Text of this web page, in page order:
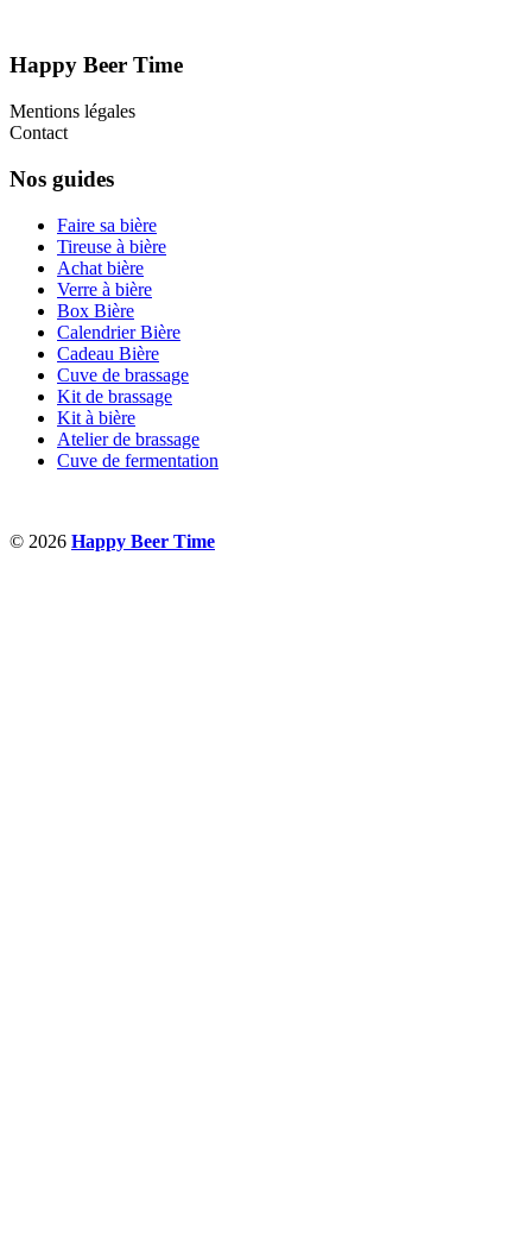
Happy Beer Time
Mentions légales
Contact
Nos guides
Faire sa bière
Tireuse à bière
Achat bière
Verre à bière
Box Bière
Calendrier Bière
Cadeau Bière
Cuve de brassage
Kit de brassage
Kit à bière
Atelier de brassage
Cuve de fermentation
© 2026 Happy Beer Time